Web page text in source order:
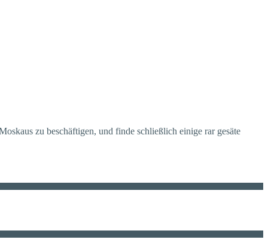
zu beschäftigen, und finde schließlich einige rar gesäte